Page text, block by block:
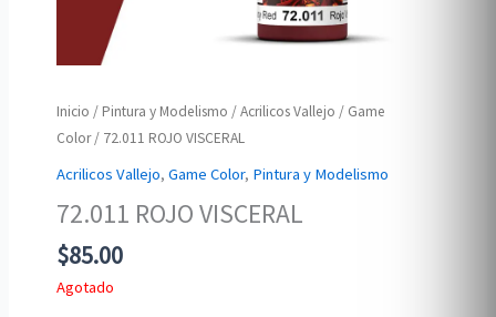
Inicio / Pintura y Modelismo /Acrilicos Vallejo / Game
Color/ 72.011 ROJO VISCERAL
Acrilicos Vallejo,Game Color, Pintura y Modelismo
72.011 ROJO VISCERAL
$85.00
Agotado